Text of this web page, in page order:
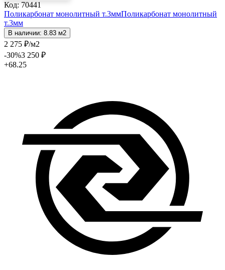
Код: 70441
Поликарбонат монолитный т.3ммПоликарбонат монолитный
т.3мм
В наличии: 8.83 м2
2 275 ₽/м2
-30%3 250 ₽
+68.25